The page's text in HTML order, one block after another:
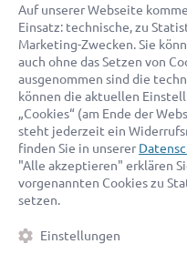
Cookies
Auf unserer Webseite
Einsatz: technische, zu
Marketing-Zwecken. Sie
auch ohne das Setzen von
ausgenommen sind die
können die aktuellen
„Cookies“ (am Ende der
steht jederzeit ein
finden Sie in unserer
"Alle akzeptieren" erklären
vorgenannten Cookies zu
setzen.
Einstellungen